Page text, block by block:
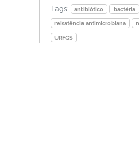
Tags:
antibiótico bactéria
reisatência antimicrobiana
URFGS